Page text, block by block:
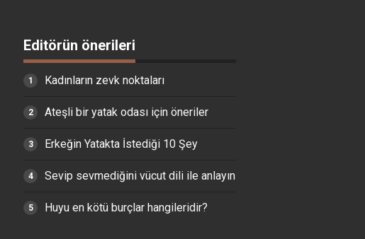
Editörün önerileri
Kadınların zevk noktaları
Ateşli bir yatak odası için öneriler
Erkeğin Yatakta İstediği 10 Şey
Sevip sevmediğini vücut dili ile anlayın
Huyu en kötü burçlar hangileridir?